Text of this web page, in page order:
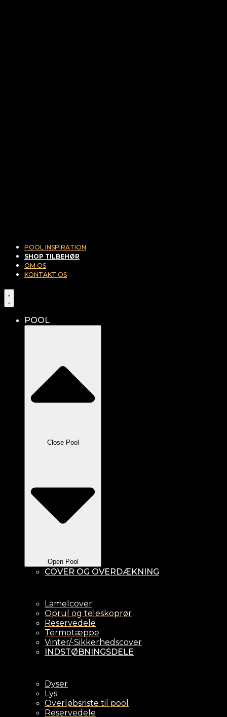
POOL INSPIRATION
SHOP TILBEHØR
OM OS
KONTAKT OS
POOL
Close Pool
Open Pool
COVER OG OVERDÆKNING
Lamelcover
Oprul og teleskoprør
Reservedele
Termotæppe
Vinter/-Sikkerhedscover
INDSTØBNINGSDELE
Dyser
Lys
Overløbsriste til pool
Reservedele